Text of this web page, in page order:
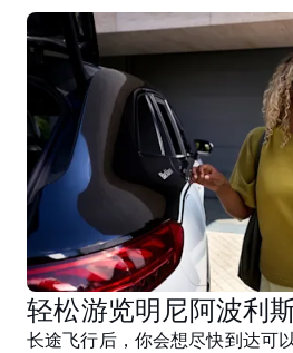
轻松游览明尼阿波利
长途飞行后，你会想尽快到达可